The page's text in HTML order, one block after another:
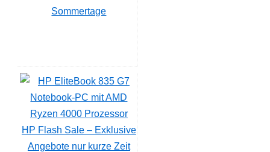
Sommertage
HP Flash Sale – Exklusive
Angebote nur kurze Zeit